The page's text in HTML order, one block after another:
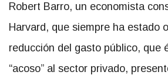
Robert Barro, un economista
Harvard, que siempre ha estado
reducción del gasto público, que
“acoso” al sector privado,